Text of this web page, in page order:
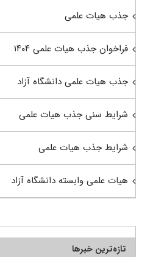
جذب هیات علمی
فراخوان جذب هیات علمی ۱۴۰۴
جذب هیات علمی دانشگاه آزاد
شرایط سنی جذب هیات علمی
شرایط جذب هیات علمی
هیات علمی وابسته دانشگاه آزاد
تازه‌ترین خبرها